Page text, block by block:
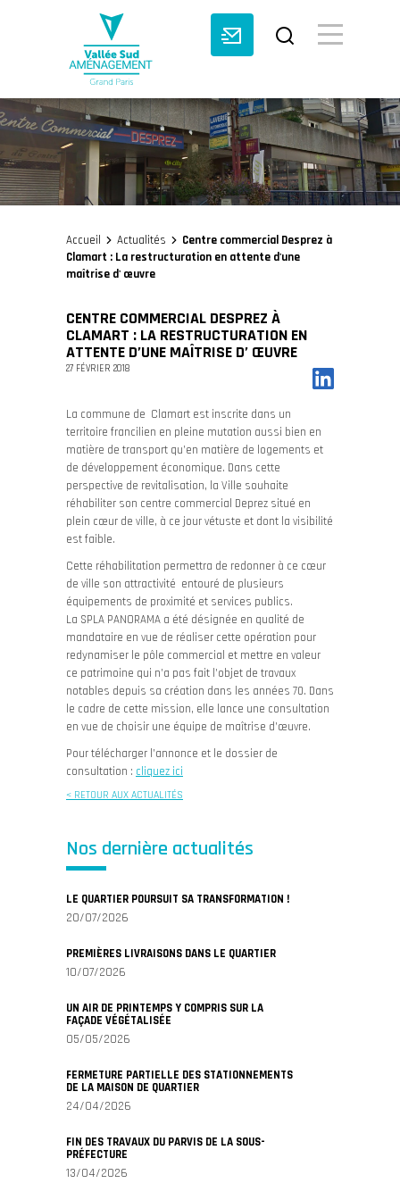
Accueil Actualités
Centre commercial Desprez à
Clamart : La restructuration en attente d'une
maîtrise d' œuvre
CENTRE COMMERCIAL DESPREZ À
CLAMART : LA RESTRUCTURATION EN
ATTENTE D’UNE MAÎTRISE D’ ŒUVRE
27 FÉVRIER 2018
La commune de Clamart est inscrite dans un
territoire francilien en pleine mutation aussi bien en
matière de transport qu’en matière de logements et
de développement économique. Dans cette
perspective de revitalisation, la Ville souhaite
réhabiliter son centre commercial Deprez situé en
plein cœur de ville, à ce jour vétuste et dont la visibilité
est faible.
Cette réhabilitation permettra de redonner à ce cœur
de ville son attractivité entouré de plusieurs
équipements de proximité et services publics.
La SPLA PANORAMA a été désignée en qualité de
mandataire en vue de réaliser cette opération pour
redynamiser le pôle commercial et mettre en valeur
ce patrimoine qui n’a pas fait l’objet de travaux
notables depuis sa création dans les années 70. Dans
le cadre de cette mission, elle lance une consultation
en vue de choisir une équipe de maîtrise d’œuvre.
Pour télécharger l’annonce et le dossier de
consultation : cliquez ici
< RETOUR AUX ACTUALITÉS
Nos dernière actualités
LE QUARTIER POURSUIT SA TRANSFORMATION !
20/07/2026
PREMIÈRES LIVRAISONS DANS LE QUARTIER
10/07/2026
UN AIR DE PRINTEMPS Y COMPRIS SUR LA
FAÇADE VÉGÉTALISÉE
05/05/2026
FERMETURE PARTIELLE DES STATIONNEMENTS
DE LA MAISON DE QUARTIER
24/04/2026
FIN DES TRAVAUX DU PARVIS DE LA SOUS-
PRÉFECTURE
13/04/2026